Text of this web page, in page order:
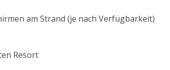
am Strand (je nach Verfügbarkeit)
Resort